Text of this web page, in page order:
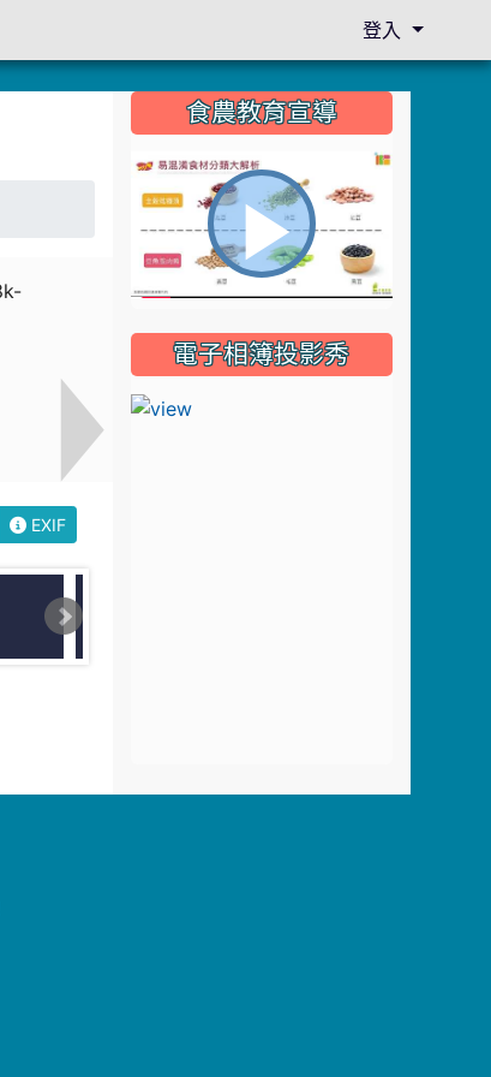
EXIF
::: 食農教育宣導
播
放
電子相簿投影秀
登入